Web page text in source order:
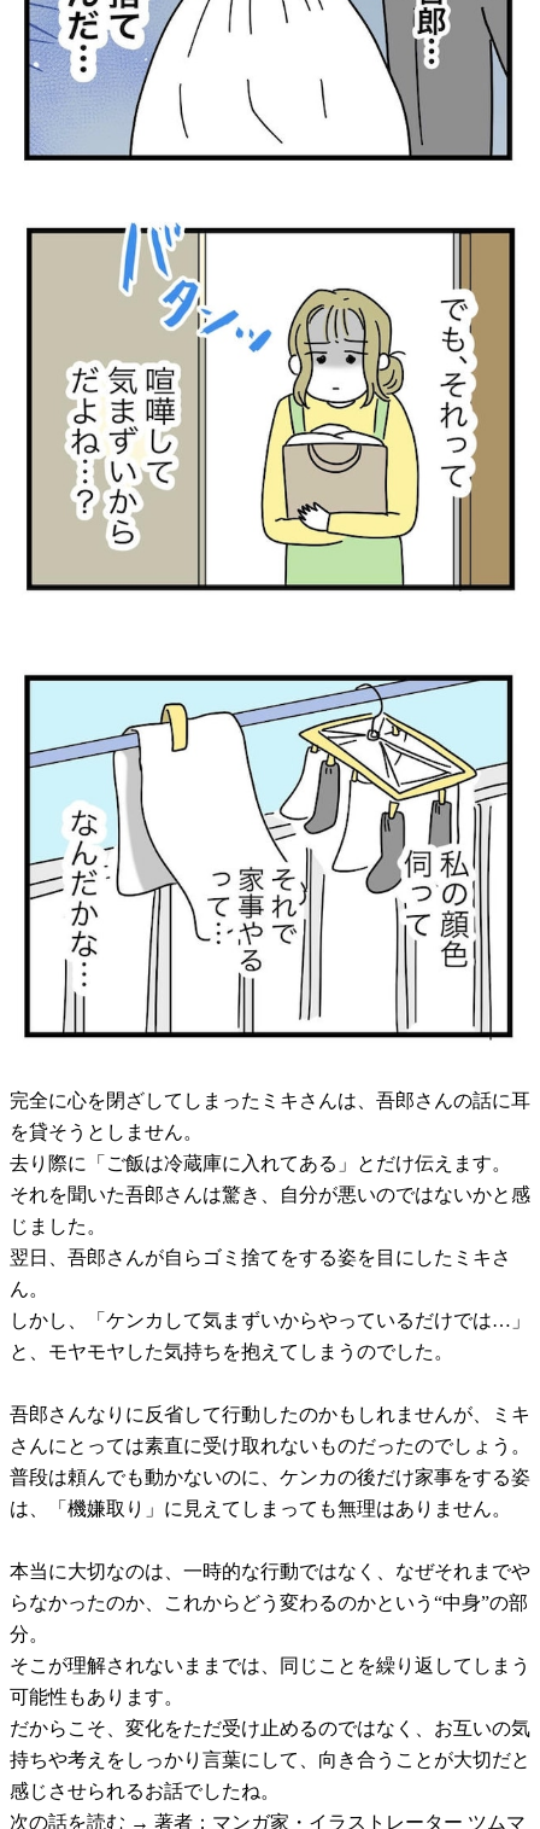
完全に心を閉ざしてしまったミキさんは、吾郎さんの話に耳
を貸そうとしません。
去り際に「ご飯は冷蔵庫に入れてある」とだけ伝えます。
それを聞いた吾郎さんは驚き、自分が悪いのではないかと感
じました。
翌日、吾郎さんが自らゴミ捨てをする姿を目にしたミキさ
ん。
しかし、「ケンカして気まずいからやっているだけでは…」
と、モヤモヤした気持ちを抱えてしまうのでした。
吾郎さんなりに反省して行動したのかもしれませんが、ミキ
さんにとっては素直に受け取れないものだったのでしょう。
普段は頼んでも動かないのに、ケンカの後だけ家事をする姿
は、「機嫌取り」に見えてしまっても無理はありません。
本当に大切なのは、一時的な行動ではなく、なぜそれまでや
らなかったのか、これからどう変わるのかという“中身”の部
分。
そこが理解されないままでは、同じことを繰り返してしまう
可能性もあります。
だからこそ、変化をただ受け止めるのではなく、お互いの気
持ちや考えをしっかり言葉にして、向き合うことが大切だと
感じさせられるお話でしたね。
次の話を読む → 著者：マンガ家・イラストレーター ツムマ